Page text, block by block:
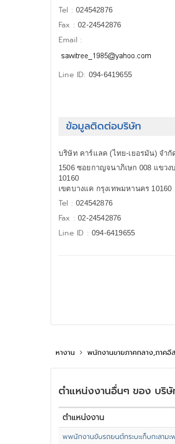
Tel :024542876
Fax :02-24542876
Email :
Line ID: 094-6419655
ข้อมูลติดต่อบริษัท
บริษัท คาร์แลค (ไทย-เยอรมัน) จำกั
1506 ซอยกาญจนาภิเษก 008 แขว
10160
เขตบางแค กรุงเทพมหานคร 10160
Tel :024542876
Fax :02-24542876
Line ID : 094-6419655
หางาน พนักงานขายภาคกลาง,ภาคอี
ตำแหน่งงานอื่นๆ ของ บริ
ตำแหน่งงาน
พพนักงานขับรถยนต์กระบะเก็บกะลามะ